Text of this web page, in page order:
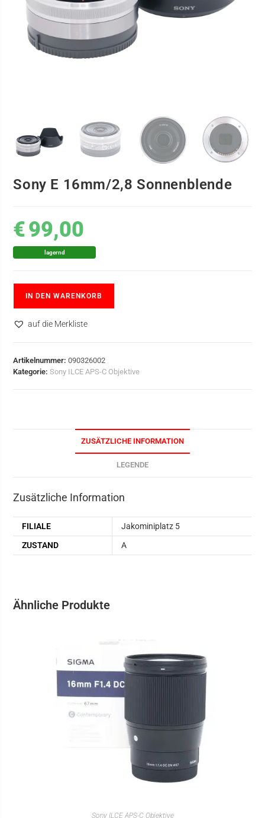
Sony E 16mm/2,8 Sonnenblende
€99,00
lagernd
IN DEN WARENKORB
auf die Merkliste
Artikelnummer:090326002
Kategorie:Sony ILCE APS-C Objektive
ZUSÄTZLICHE INFORMATION
LEGENDE
Zusätzliche Information
FILIALE
Jakominiplatz 5
ZUSTAND
A
Ähnliche Produkte
IN DEN WARENKORB
Sony ILCE APS-C Objektive